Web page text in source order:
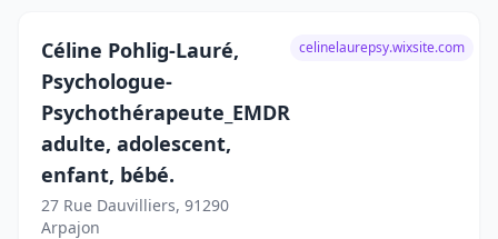
Céline Pohlig-Lauré,
Psychologue-
Psychothérapeute_EMDR
adulte, adolescent,
enfant, bébé.
27 Rue Dauvilliers, 91290
Arpajon
celinelaurepsy.wixsite.com